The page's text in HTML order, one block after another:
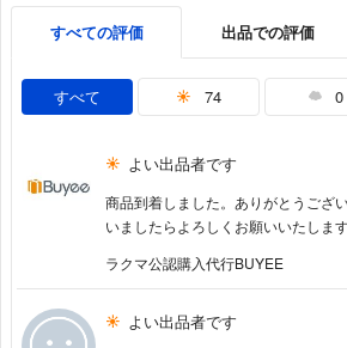
すべての評価 出品での評価
すべて 74 0
よい出品者です
商品到着しました。ありがとうござ
いましたらよろしくお願いいたします
ラクマ公認購入代行BUYEE
よい出品者です